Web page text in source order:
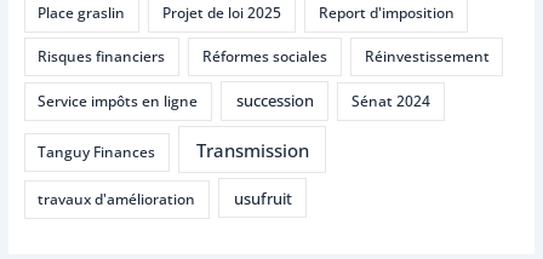
Place graslin Projet de loi 2025 Report d'imposition
Risques financiers Réformes sociales Réinvestissement
Service impôts en ligne succession Sénat 2024
Tanguy Finances Transmission
travaux d'amélioration usufruit